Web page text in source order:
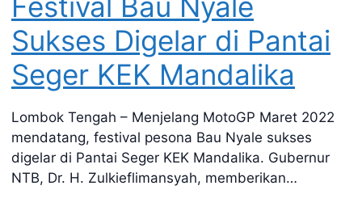
Sukses Digelar di Pantai
Seger KEK Mandalika
Lombok Tengah – Menjelang MotoGP Maret 2022
mendatang, festival pesona Bau Nyale sukses
digelar di Pantai Seger KEK Mandalika. Gubernur
NTB, Dr. H. Zulkieflimansyah, memberikan…